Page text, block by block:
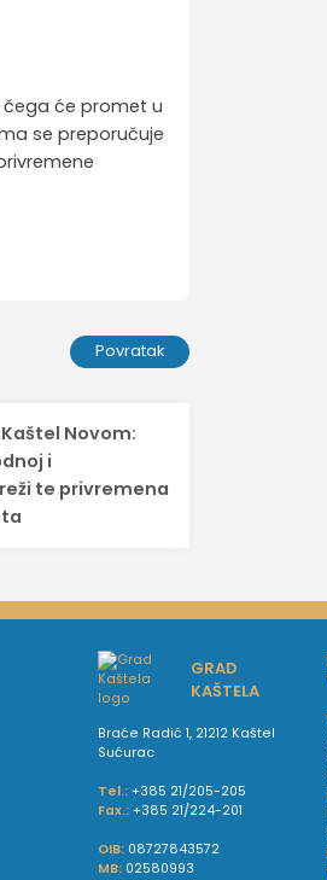
će promet u
se preporučuje
Povratak
Novom:
i
te privremena
GRAD
KAŠTELA
Braće Radić 1, 21212 Kaštel
Sućurac
Tel.: +385 21/205-205
Fax.: +385 21/224-201
OIB: 08727843572
MB: 02580993